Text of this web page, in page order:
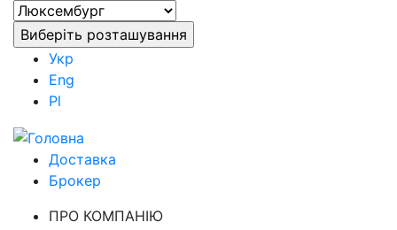
Укр
Eng
Pl
Доставка
Брокер
ПРО КОМПАНІЮ